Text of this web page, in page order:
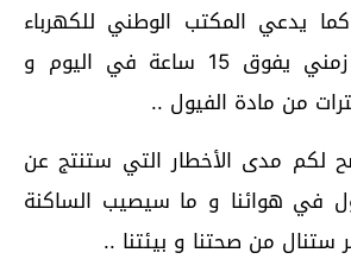
يدعي المكتب الوطني للكهرباء
ستشتغل ببرنامج زمني يفوق 15 ساعة في اليوم و
من مادة الفيول ..
لكم مدى الأخطار التي ستنتج عن
في هوائنا و ما سيصيب الساكنة
من صحتنا و بيئتنا ..